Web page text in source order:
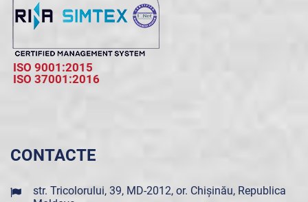
ISO 9001:2015
ISO 37001:2016
CONTACTE
str. Tricolorului, 39, MD-2012, or. Chișinău, Republica